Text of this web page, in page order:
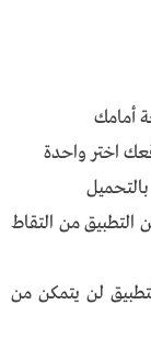
أمامك
اختر واحدة
التطبيق من التقاط
لن يتمكن من